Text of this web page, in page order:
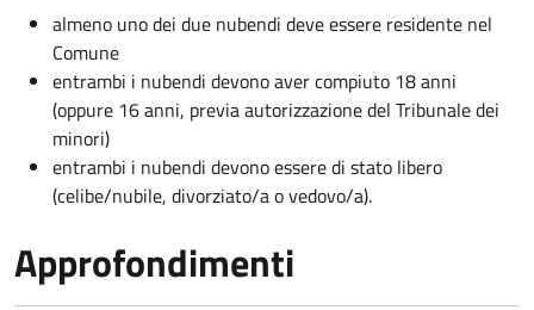
almeno uno dei due nubendi deve essere residente nel
Comune
entrambi i nubendi devono aver compiuto 18 anni
(oppure 16 anni, previa autorizzazione del Tribunale dei
minori)
entrambi i nubendi devono essere di stato libero
(celibe/nubile, divorziato/a o vedovo/a).
Approfondimenti